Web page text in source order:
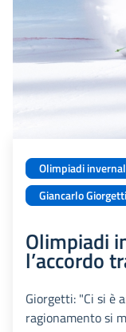
Olimpiadi
Giancarlo Giorgetti
Olimpiadi
l’accordo
Giorgetti: "Ci si è
ragionamento si